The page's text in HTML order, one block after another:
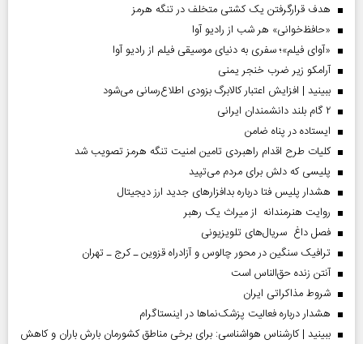
هدف قرارگرفتن یک کشتی متخلف در تنگه هرمز
«حافظ‌خوانی» هر شب از رادیو آوا
«آوای فیلم»؛ سفری به دنیای موسیقی فیلم از رادیو آوا
آرامکو زیر ضرب خنجر یمنی
ببینید | افزایش اعتبار کالابرگ بزودی اطلاع‌رسانی می‌شود
۲ گام بلند دانشمندان ایرانی
ایستاده در پناه ضامن
کلیات طرح اقدام راهبردی تامین امنیت تنگه هرمز تصویب شد
پلیسی که دلش برای مردم می‌تپید
هشدار پلیس فتا درباره بدافزار‌های جدید ارز دیجیتال
روایت هنرمندانه از میراث یک رهبر
فصل داغ سریال‌های تلویزیونی
ترافیک سنگین در محور چالوس و آزادراه قزوین ـ کرج ـ تهران
آنتن زنده حق‌الناس است
شروط مذاکراتی ایران
هشدار درباره فعالیت پزشک‌نما‌ها در اینستاگرام
ببینید | کارشناس هواشناسی: برای برخی مناطق کشورمان بارش باران و کاهش